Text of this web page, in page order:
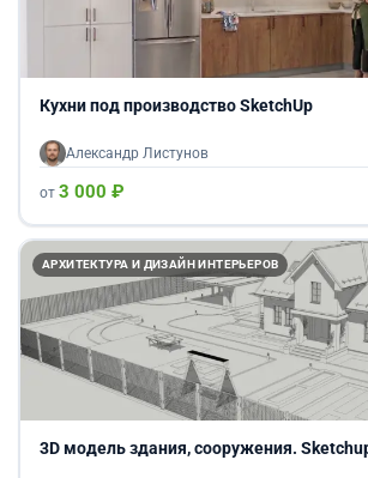
Кухни под производство SketchUp
Александр Листунов
от 3 000 ₽
АРХИТЕКТУРА И ДИЗАЙН ИНТЕРЬЕРОВ
3D модель здания, сооружения.